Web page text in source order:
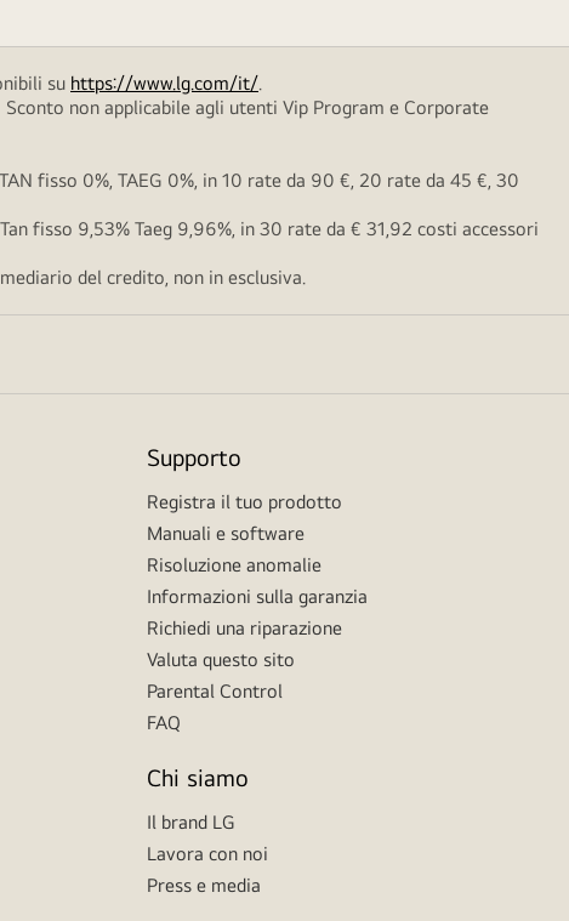
su https://www.lg.com/it/.
Sconto non applicabile agli utenti Vip Program e Corporate
fisso 0%, TAEG 0%, in 10 rate da 90 €, 20 rate da 45 €, 30
fisso 9,53% Taeg 9,96%, in 30 rate da € 31,92 costi accessori
del credito, non in esclusiva.
Supporto
Registra il tuo prodotto
Manuali e software
Risoluzione anomalie
Informazioni sulla garanzia
Richiedi una riparazione
Valuta questo sito
Parental Control
FAQ
Chi siamo
Il brand LG
Lavora con noi
Press e media